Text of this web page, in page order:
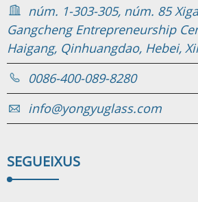
núm. 1-303-305, núm. 85
Gangcheng Entrepreneurship
Haigang, Qinhuangdao, Hebei,
0086-400-089-8280
info@yongyuglass.com
SEGUEIXUS